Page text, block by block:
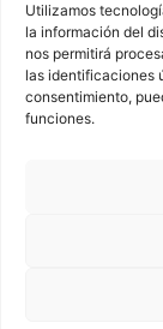
Utilizamos
la información del
nos permitirá
las identificaciones
consentimiento,
funciones.
©